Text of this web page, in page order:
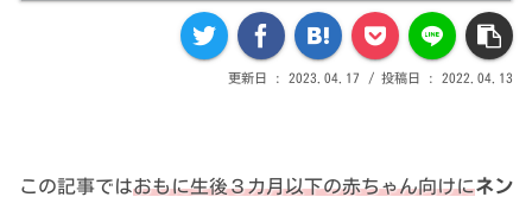
2023.04.17 2022.04.13
この記事ではおもに生後３カ月以下の赤ちゃん向けにネン